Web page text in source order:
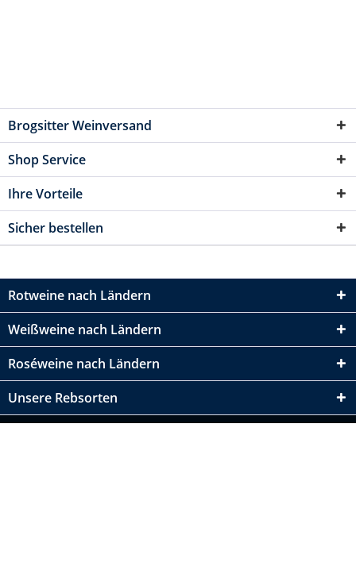
Brogsitter Weinversand
Shop Service
Ihre Vorteile
Sicher bestellen
Rotweine nach Ländern
Weißweine nach Ländern
Roséweine nach Ländern
Unsere Rebsorten